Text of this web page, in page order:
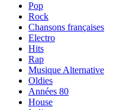
Pop
Rock
Chansons françaises
Electro
Hits
Rap
Musique Alternative
Oldies
Années 80
House